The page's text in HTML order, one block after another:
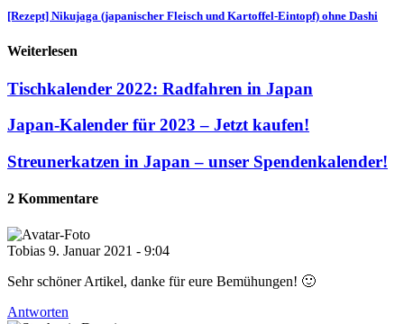
[Rezept] Nikujaga (japanischer Fleisch und Kartoffel-Eintopf) ohne Dashi
Weiterlesen
Tischkalender 2022: Radfahren in Japan
Japan-Kalender für 2023 – Jetzt kaufen!
Streunerkatzen in Japan – unser Spendenkalender!
2 Kommentare
Tobias 9. Januar 2021 - 9:04
Sehr schöner Artikel, danke für eure Bemühungen! 🙂
Antworten